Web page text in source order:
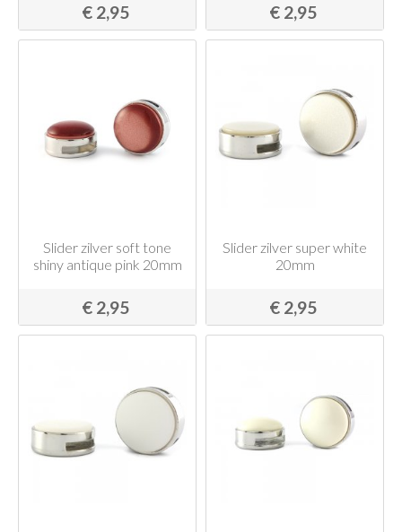
€ 2,95 € 2,95
Slider zilver soft tone
shiny antique pink 20mm
€ 2,95
Slider zilver super white
20mm
€ 2,95